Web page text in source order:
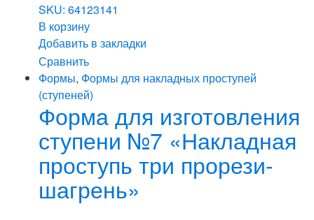
SKU: 64123141
В корзину
Добавить в закладки
Сравнить
Формы, Формы для накладных проступей
(ступеней)
Форма для изготовления
ступени №7 «Накладная
проступь три прорези-
шагрень»